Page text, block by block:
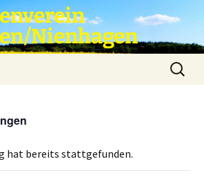
Nienhagen
Suche
nach:
hat bereits stattgefunden.